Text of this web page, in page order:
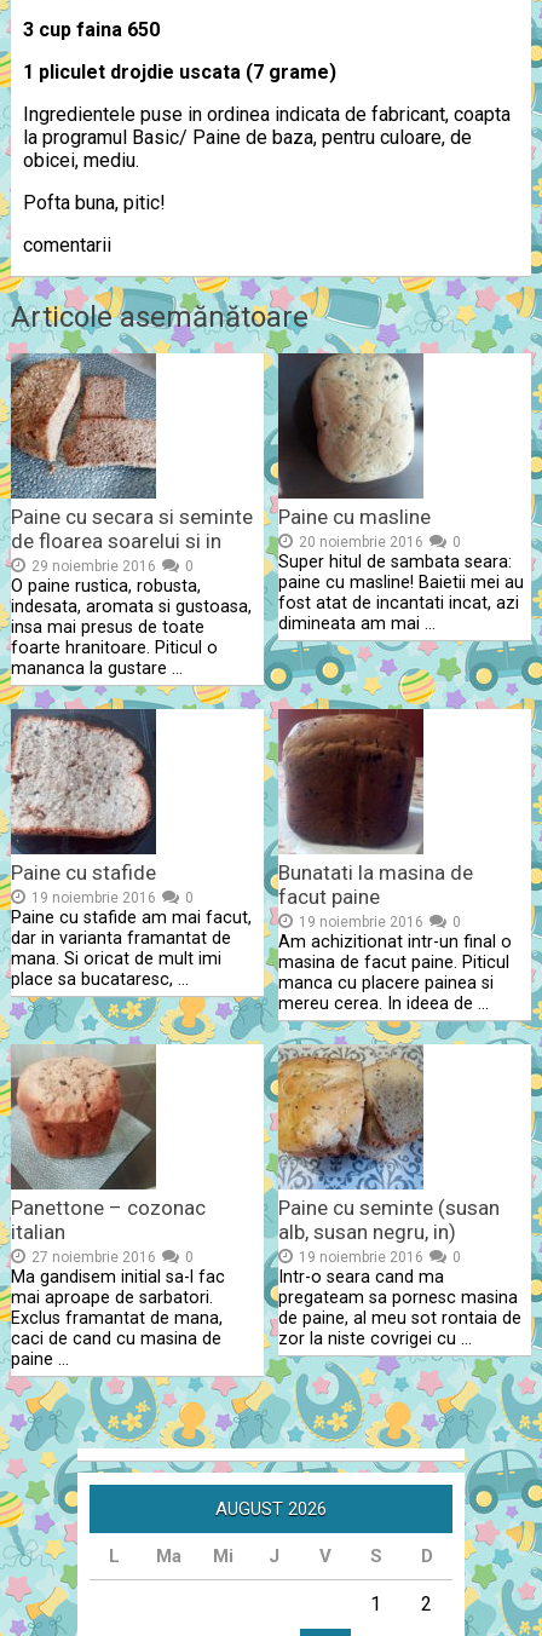
3 cup faina 650
1 pliculet drojdie uscata (7 grame)
Ingredientele puse in ordinea indicata de fabricant, coapta
la programul Basic/ Paine de baza, pentru culoare, de
obicei, mediu.
Pofta buna, pitic!
comentarii
Articole asemănătoare
Paine cu secara si seminte
de floarea soarelui si in
29 noiembrie 2016 0
O paine rustica, robusta,
indesata, aromata si gustoasa,
insa mai presus de toate
foarte hranitoare. Piticul o
mananca la gustare …
Paine cu masline
20 noiembrie 2016 0
Super hitul de sambata seara:
paine cu masline! Baietii mei au
fost atat de incantati incat, azi
dimineata am mai …
Paine cu stafide
19 noiembrie 2016 0
Paine cu stafide am mai facut,
dar in varianta framantat de
mana. Si oricat de mult imi
place sa bucataresc, …
Bunatati la masina de
facut paine
19 noiembrie 2016 0
Am achizitionat intr-un final o
masina de facut paine. Piticul
manca cu placere painea si
mereu cerea. In ideea de …
Panettone – cozonac
italian
27 noiembrie 2016 0
Ma gandisem initial sa-l fac
mai aproape de sarbatori.
Exclus framantat de mana,
caci de cand cu masina de
paine …
Paine cu seminte (susan
alb, susan negru, in)
19 noiembrie 2016 0
Intr-o seara cand ma
pregateam sa pornesc masina
de paine, al meu sot rontaia de
zor la niste covrigei cu …
AUGUST 2026
L Ma Mi J V S D
1 2